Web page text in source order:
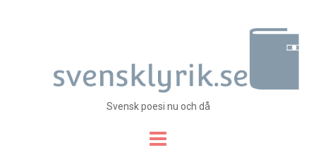
Svensk poesi nu och då